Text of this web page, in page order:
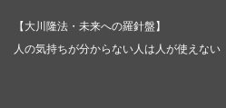
【大川隆法・未来への羅針盤】
人の気持ちが分からない人は人が使えない